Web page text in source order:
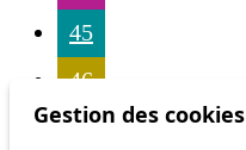
45
46
54
Gestion des cookies